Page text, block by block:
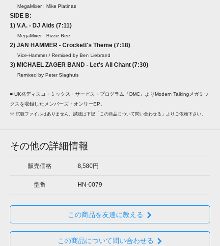
MegaMixer : Mike Platinas
SIDE B:
1) V.A. - DJ Aids (7:11)
MegaMixer : Bizzie Bee
2) JAN HAMMER - Crockett's Theme (7:18)
Vice-Hammer / Remixed by Ben Liebrand
3) MICHAEL ZAGER BAND - Let's All Chant (7:30)
Remixed by Peter Slaghuis
■ UK発ディスコ・ミックス・サービス・プログラム『DMC』よりModern Talkingメガミッ
クスを収録したメンバーズ・オンリーEP。
※ 試聴ファイルはありません。試聴は下記「この商品について問い合わせる」よりご依頼下さい。
その他の詳細情報
販売価格 8,580円
型番 HN-0079
この商品を友達に教える
この商品について問い合わせる